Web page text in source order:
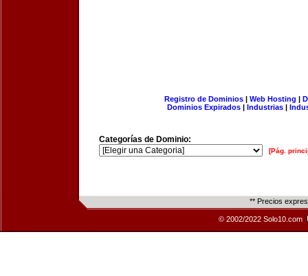
Registro de Dominios| Web Hosting |
Dominios Expirados | Industrias |
Categorías de Dominio:
[Pág.
** Precios
© 2002/2022 Solo10.com